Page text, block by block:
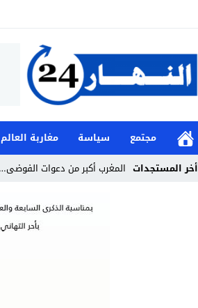
مجتمع سياسة مغاربة العالم
أخر المستجدات المغرب أكبر من دعوات